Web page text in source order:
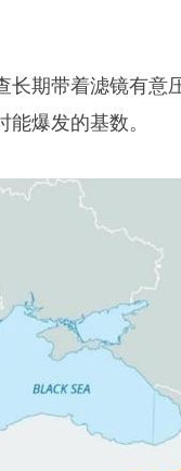
长期带着滤镜有意
爆发的基数。